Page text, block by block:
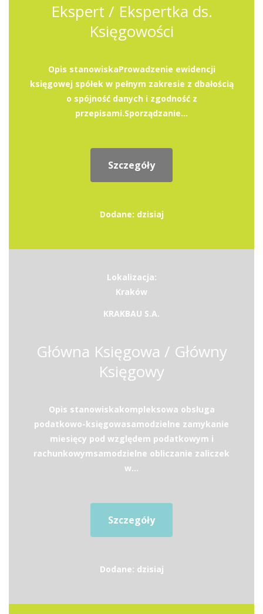
Ekspert / Ekspertka ds.
Księgowości
Opis stanowiskaProwadzenie ewidencji
księgowej spółek w pełnym zakresie z dbałością
o spójność danych i zgodność z
przepisami.Sporządzanie...
Szczegóły
Dodane: dzisiaj
Lokalizacja:
Kraków
KRAKBAU S.A.
Główna Księgowa / Główny
Księgowy
Opis stanowiskakompleksowa obsługa
podatkowo-księgowasamodzielne zamykanie
miesięcy pod względem podatkowym i
rachunkowymsamodzielne obliczanie zaliczek
w...
Szczegóły
Dodane: dzisiaj